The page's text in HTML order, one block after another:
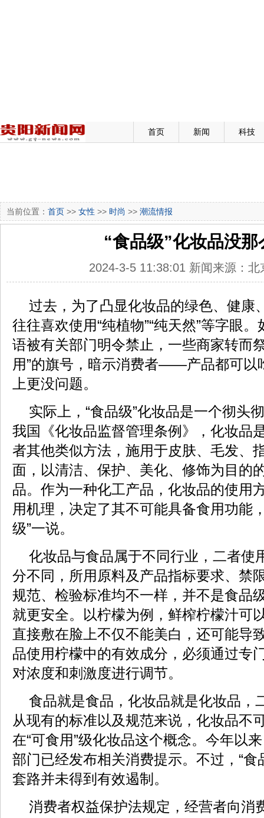
首页 新闻 科技
当前位置： 首页 >> 女性 >> 时尚 >> 潮流情报
“食品级”化妆品没那
2024-3-5 11:38:01 新闻来源：北
过去，为了凸显化妆品的绿色、健康
往往喜欢使用“纯植物”“纯天然”等字眼
语被有关部门明令禁止，一些商家转而
用”的旗号，暗示消费者——产品都可以
上更没问题。
实际上，“食品级”化妆品是一个彻头
我国《化妆品监督管理条例》，化妆品
者其他类似方法，施用于皮肤、毛发、
面，以清洁、保护、美化、修饰为目的
品。作为一种化工产品，化妆品的使用
用机理，决定了其不可能具备食用功能
级”一说。
化妆品与食品属于不同行业，二者使
分不同，所用原料及产品指标要求、禁
规范、检验标准均不一样，并不是食品
就更安全。以柠檬为例，鲜榨柠檬汁可
直接敷在脸上不仅不能美白，还可能导
品使用柠檬中的有效成分，必须通过专
对浓度和刺激度进行调节。
食品就是食品，化妆品就是化妆品，
从现有的标准以及规范来说，化妆品不
在“可食用”级化妆品这个概念。今年以
部门已经发布相关消费提示。不过，“食
套路并未得到有效遏制。
消费者权益保护法规定，经营者向消